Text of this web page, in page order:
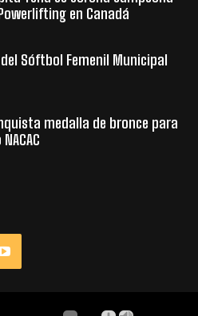
en Canadá
Sóftbol Femenil Municipal
medalla de bronce para